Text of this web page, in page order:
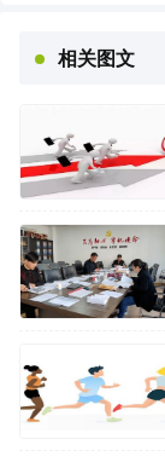
相关图文